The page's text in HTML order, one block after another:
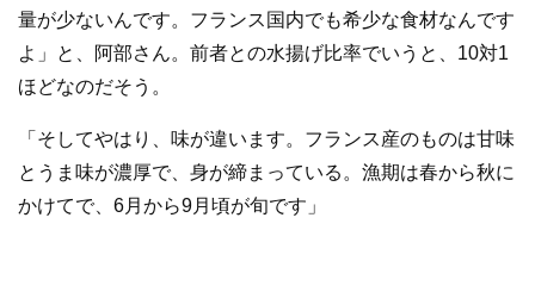
量が少ないんです。フランス国内でも希少な食材なんです
よ」と、阿部さん。前者との水揚げ比率でいうと、10対1
ほどなのだそう。
「そしてやはり、味が違います。フランス産のものは甘味
とうま味が濃厚で、身が締まっている。漁期は春から秋に
かけてで、6月から9月頃が旬です」